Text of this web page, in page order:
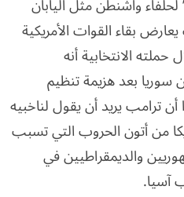
بقاء القوات الأمريكية
الانتخابية أنه
بعد هزيمة تنظيم
ترامب يريد أن يقول لناخبيه
من أتون الحروب التي تسبب
والديمقراطيين في
آسيا.